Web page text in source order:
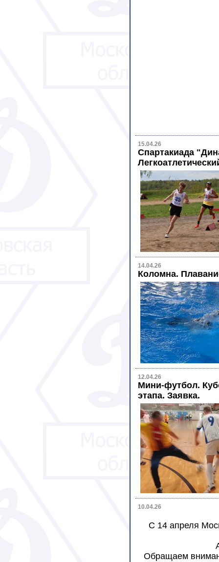
15.04.26
Спартакиада
14.04.26
Коломна.
12.04.26
Мини-футбол.
этапа. Заявка.
10.04.26
C 14 апреля
Обращаем